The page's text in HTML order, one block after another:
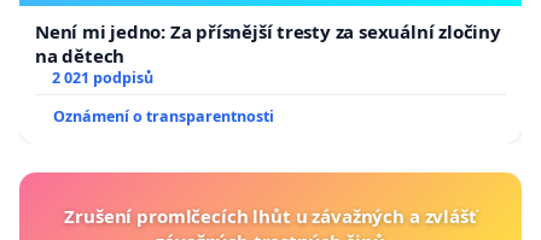
Není mi jedno: Za přísnější tresty za sexuální zločiny
na dětech
2 021 podpisů
Oznámení o transparentnosti
Zrušení promlčecích lhůt u závažných a zvlášť